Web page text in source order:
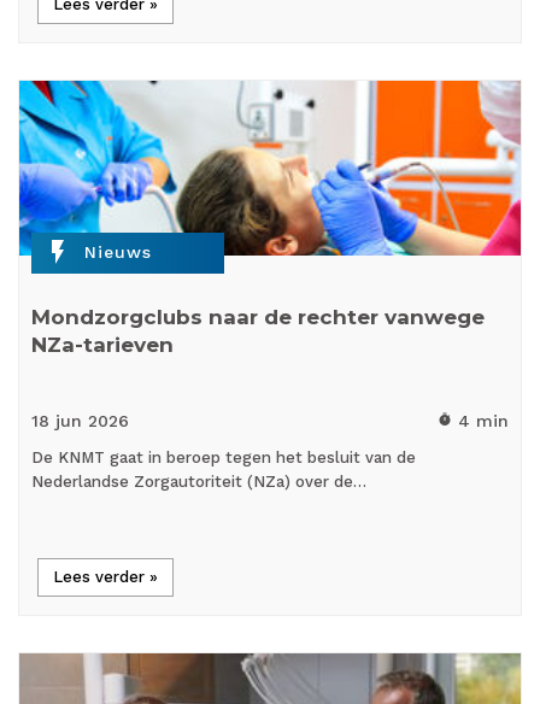
Lees verder »
flash_on Nieuws
Mondzorgclubs naar de rechter vanwege
NZa-tarieven
18 jun 2026 timer 4 min
De KNMT gaat in beroep tegen het besluit van de
Nederlandse Zorgautoriteit (NZa) over de…
Lees verder »